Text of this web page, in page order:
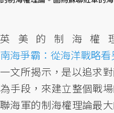
英美的制海權
南海爭霸：從海洋戰略
一文所揭示，是以追求
為手段，來建立整個戰
聯海軍的制海權理論最